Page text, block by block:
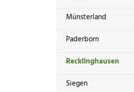
Münsterland
Paderborn
Recklinghausen
Siegen